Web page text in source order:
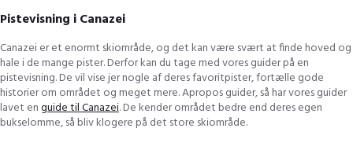
Pistevisning i Canazei
Canazei er et enormt skiområde, og det kan være svært at finde hoved og
hale i de mange pister. Derfor kan du tage med vores guider på en
pistevisning. De vil vise jer nogle af deres favoritpister, fortælle gode
historier om området og meget mere. Apropos guider, så har vores guider
lavet enguide til Canazei. De kender området bedre end deres egen
bukselomme, så bliv klogere på det store skiområde.